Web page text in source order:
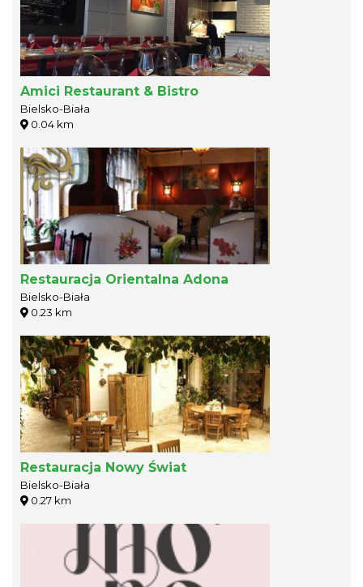
Amici Restaurant & Bistro
Bielsko-Biała
0.04 km
Restauracja Orientalna Adona
Bielsko-Biała
0.23 km
Restauracja Nowy Świat
Bielsko-Biała
0.27 km